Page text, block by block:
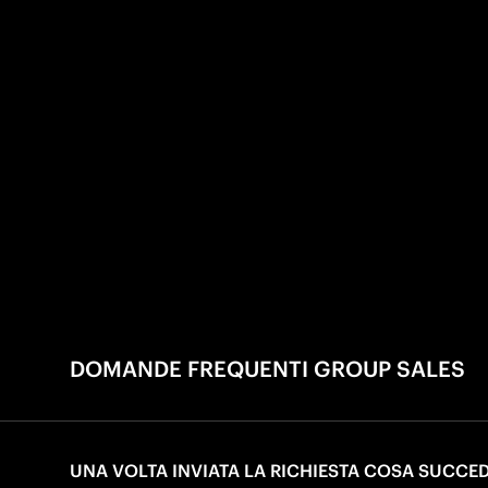
DOMANDE FREQUENTI GROUP SALES
UNA VOLTA INVIATA LA RICHIESTA COSA